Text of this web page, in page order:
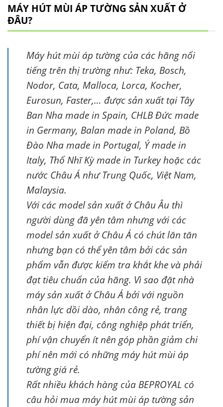
MÁY HÚT MÙI ÁP TƯỜNG SẢN XUẤT Ở
ĐÂU?
Máy hút mùi áp tường của các hãng nổi
tiếng trên thị trường như: Teka, Bosch,
Nodor, Cata, Malloca, Lorca, Kocher,
Eurosun, Faster,… được sản xuất tại Tây
Ban Nha made in Spain, CHLB Đức made
in Germany, Balan made in Poland, Bồ
Đào Nha made in Portugal, Ý made in
Italy, Thổ Nhĩ Kỳ made in Turkey hoặc các
nước Châu Á như Trung Quốc, Việt Nam,
Malaysia.
Với các model sản xuất ở Châu Âu thì
người dùng đã yên tâm nhưng với các
model sản xuất ở Châu Á có chút lăn tăn
nhưng bạn có thể yên tâm bởi các sản
phẩm vẫn được kiểm tra khắt khe và phải
đạt tiêu chuẩn của hãng. Vì sao đặt nhà
máy sản xuất ở Châu Á bởi với nguồn
nhân lực dồi dào, nhân công rẻ, trang
thiết bị hiện đại, công nghiệp phát triển,
phí vận chuyển ít nên góp phần giảm chi
phí nên mới có những máy hút mùi áp
tường giá rẻ.
Rất nhiều khách hàng của BEPROYAL có
câu hỏi mua máy hút mùi áp tường sản